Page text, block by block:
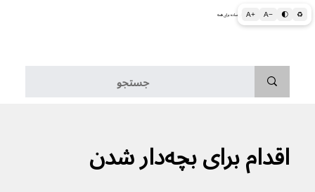
A+ A− 🌓 ♻ اطلاعات پزشکی و بهداشتی به زبان ساده برای همه
اقدام برای بچه‌دار شدن